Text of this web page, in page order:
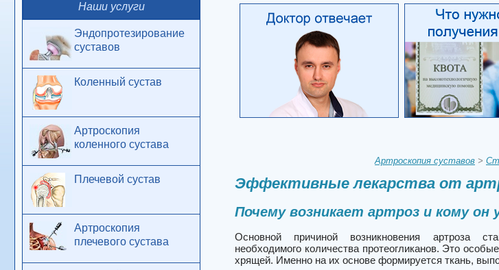
Артроскопия суставов >
Эффективные лекарства от
Почему возникает артроз и кому он
Основной причиной возникновения артроза
необходимого количества протеогликанов. Это
хрящей. Именно на их основе формируется ткань,
Наши услуги
Эндопротезирование
суставов
Коленный сустав
Артроскопия
коленного сустава
Плечевой сустав
Артроскопия
плечевого сустава